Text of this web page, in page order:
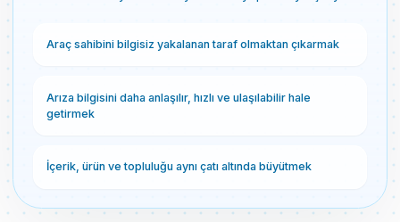
Araç sahibini bilgisiz yakalanan taraf olmaktan çıkarmak
Arıza bilgisini daha anlaşılır, hızlı ve ulaşılabilir hale
getirmek
İçerik, ürün ve topluluğu aynı çatı altında büyütmek